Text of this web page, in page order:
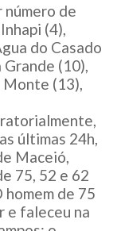
número de
(4),
do Casado
(10),
Monte (13),
últimas 24h,
Maceió,
75, 52 e 62
homem de 75
e faleceu na